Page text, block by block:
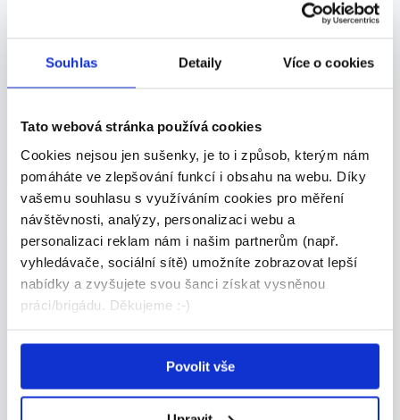
Souhlas Detaily Více o cookies
Tato webová stránka používá cookies
Cookies nejsou jen sušenky, je to i způsob, kterým nám
pomáháte ve zlepšování funkcí i obsahu na webu. Díky
vašemu souhlasu s využíváním cookies pro měření
návštěvnosti, analýzy, personalizaci webu a
personalizaci reklam nám i našim partnerům (např.
vyhledávače, sociální sítě) umožníte zobrazovat lepší
nabídky a zvyšujete svou šanci získat vysněnou
práci/brigádu. Děkujeme :-)
Povolit vše
Praha - Želivského: BRIGÁDA NA
ÚKLID
08.08.2026
Praha - Želivského: BRIGÁDA NA
DOPLŇOVÁNÍ ZBOŽÍ
151 - 151 Kč/hod.